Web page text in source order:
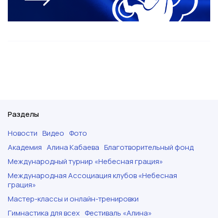
Разделы
Новости Видео Фото
Академия Алина Кабаева Благотворительный фонд
Международный турнир «Небесная грация»
Международная Ассоциация клубов «Небесная
грация»
Мастер-классы и онлайн-тренировки
Гимнастика для всех Фестиваль «Алина»